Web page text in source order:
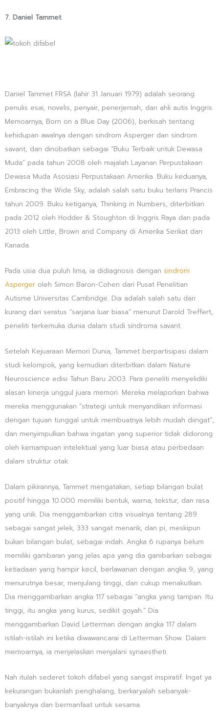
7. Daniel Tammet
Daniel Tammet FRSA (lahir 31 Januari 1979) adalah seorang
penulis esai, novelis, penyair, penerjemah, dan ahli autis Inggris.
Memoarnya, Born on a Blue Day (2006), berkisah tentang
kehidupan awalnya dengan sindrom Asperger dan sindrom
savant, dan dinobatkan sebagai “Buku Terbaik untuk Dewasa
Muda” pada tahun 2008 oleh majalah Layanan Perpustakaan
Dewasa Muda Asosiasi Perpustakaan Amerika. Buku keduanya,
Embracing the Wide Sky, adalah salah satu buku terlaris Prancis
tahun 2009. Buku ketiganya, Thinking in Numbers, diterbitkan
pada 2012 oleh Hodder & Stoughton di Inggris Raya dan pada
2013 oleh Little, Brown and Company di Amerika Serikat dan
Kanada.
Pada usia dua puluh lima, ia didiagnosis dengan sindrom
Asperger oleh Simon Baron-Cohen dari Pusat Penelitian
Autisme Universitas Cambridge. Dia adalah salah satu dari
kurang dari seratus “sarjana luar biasa” menurut Darold Treffert,
peneliti terkemuka dunia dalam studi sindroma savant.
Setelah Kejuaraan Memori Dunia, Tammet berpartisipasi dalam
studi kelompok, yang kemudian diterbitkan dalam Nature
Neuroscience edisi Tahun Baru 2003. Para peneliti menyelidiki
alasan kinerja unggul juara memori. Mereka melaporkan bahwa
mereka menggunakan “strategi untuk menyandikan informasi
dengan tujuan tunggal untuk membuatnya lebih mudah diingat”,
dan menyimpulkan bahwa ingatan yang superior tidak didorong
oleh kemampuan intelektual yang luar biasa atau perbedaan
dalam struktur otak.
Dalam pikirannya, Tammet mengatakan, setiap bilangan bulat
positif hingga 10.000 memiliki bentuk, warna, tekstur, dan rasa
yang unik. Dia menggambarkan citra visualnya tentang 289
sebagai sangat jelek, 333 sangat menarik, dan pi, meskipun
bukan bilangan bulat, sebagai indah. Angka 6 rupanya belum
memiliki gambaran yang jelas apa yang dia gambarkan sebagai
ketiadaan yang hampir kecil, berlawanan dengan angka 9, yang
menurutnya besar, menjulang tinggi, dan cukup menakutkan.
Dia menggambarkan angka 117 sebagai “angka yang tampan. Itu
tinggi, itu angka yang kurus, sedikit goyah.” Dia
menggambarkan David Letterman dengan angka 117 dalam
istilah-istilah ini ketika diwawancarai di Letterman Show. Dalam
memoarnya, ia menjelaskan menjalani synaestheti.
Nah itulah sederet tokoh difabel yang sangat inspiratif. Ingat ya
kekurangan bukanlah penghalang, berkaryalah sebanyak-
banyaknya dan bermanfaat untuk sesama.